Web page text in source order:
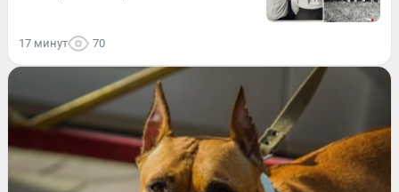
17 минут 70